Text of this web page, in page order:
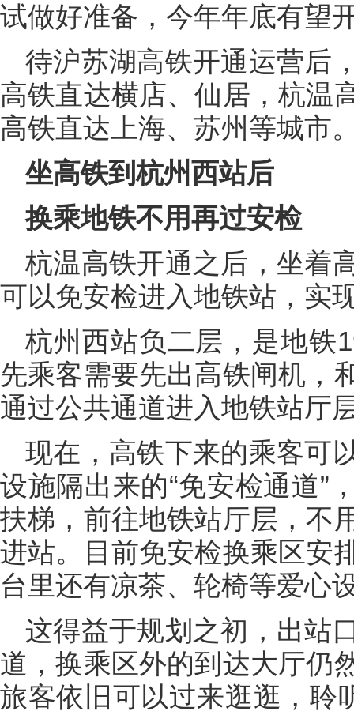
试做好准备，今年年底有望
待沪苏湖高铁开通运营后
高铁直达横店、仙居，杭温
高铁直达上海、苏州等城市
坐高铁到杭州西站后
换乘地铁不用再过安检
杭温高铁开通之后，坐着
可以免安检进入地铁站，实
杭州西站负二层，是地铁
先乘客需要先出高铁闸机，
通过公共通道进入地铁站厅
现在，高铁下来的乘客可
设施隔出来的“免安检通道”
扶梯，前往地铁站厅层，不
进站。目前免安检换乘区安
台里还有凉茶、轮椅等爱心
这得益于规划之初，出站
道，换乘区外的到达大厅仍
旅客依旧可以过来逛逛，聆